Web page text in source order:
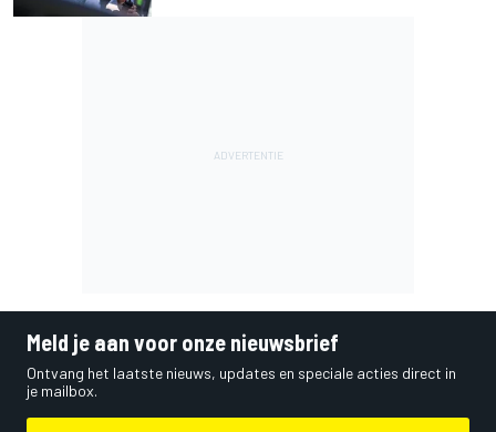
Meld je aan voor onze nieuwsbrief
Ontvang het laatste nieuws, updates en speciale acties direct in
je mailbox.